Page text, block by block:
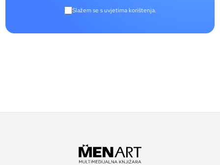
Slažem se s uvjetima korištenja.